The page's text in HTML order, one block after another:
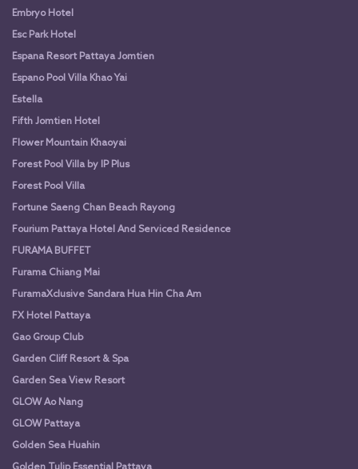
Embryo Hotel
Esc Park Hotel
Espana Resort Pattaya Jomtien
Espano Pool Villa Khao Yai
Estella
Fifth Jomtien Hotel
Flower Mountain Khaoyai
Forest Pool Villa by IP Plus
Forest Pool Villa
Fortune Saeng Chan Beach Rayong
Fourium Pattaya Hotel And Serviced Residence
FURAMA BUFFET
Furama Chiang Mai
FuramaXclusive Sandara Hua Hin Cha Am
FX Hotel Pattaya
Gao Group Club
Garden Cliff Resort & Spa
Garden Sea View Resort
GLOW Ao Nang
GLOW Pattaya
Golden Sea Huahin